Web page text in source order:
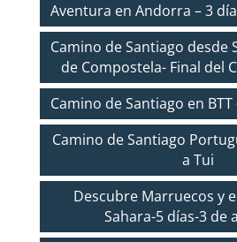
Aventura en Andorra – 3
Camino de Santiago desde
de Compostela- Final del
Camino de Santiago en BTT
Camino de Santiago
a Tui
Descubre Marruecos y
Sahara-5 días-3 de